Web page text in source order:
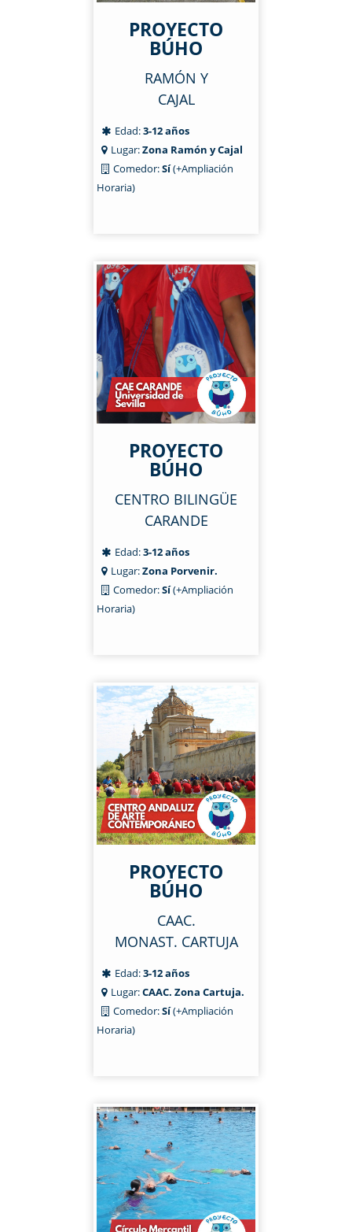
PROYECTO
BÚHO
RAMÓN Y
CAJAL
Edad:3-12 años
Lugar:Zona Ramón y Cajal
Comedor:Sí(+Ampliación
Horaria)
PROYECTO
BÚHO
CENTRO BILINGÜE
CARANDE
Edad:3-12 años
Lugar:Zona Porvenir.
Comedor:Sí(+Ampliación
Horaria)
PROYECTO
BÚHO
CAAC.
MONAST. CARTUJA
Edad:3-12 años
Lugar:CAAC. Zona Cartuja.
Comedor:Sí(+Ampliación
Horaria)